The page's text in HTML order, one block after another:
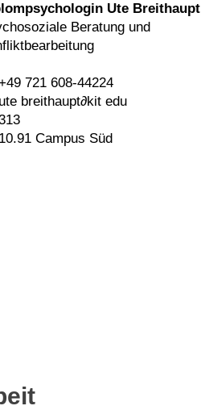
Ute Breithaupt
Beratung und
721 608-44224
ute breithaupt∂kit edu
10.91 Campus Süd